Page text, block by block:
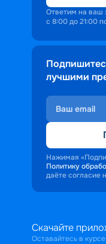
Ответим на ваш
с 8:00 до 21:00
лучшими
Нажимая
Политику
даёте согласие
Скачайте
Оставайтесь в